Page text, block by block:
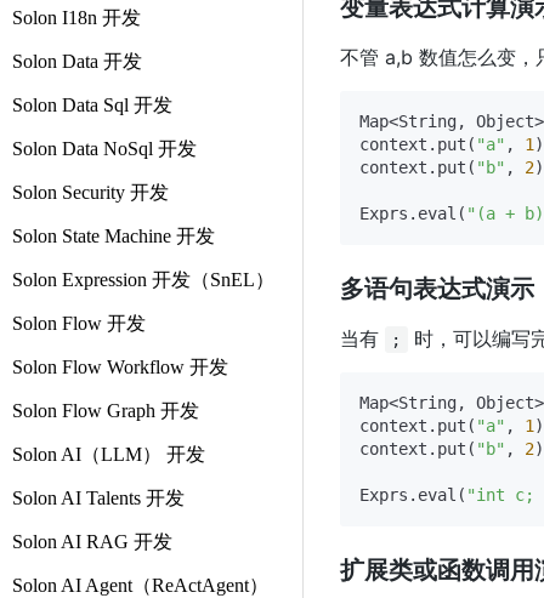
Solon I18n 开发
Solon Data 开发
Solon Data Sql 开发
Solon Data NoSql 开发
Solon Security 开发
Solon State Machine 开发
Solon Expression 开发（SnEL）
Solon Flow 开发
Solon Flow Workflow 开发
Solon Flow Graph 开发
Solon AI（LLM） 开发
Solon AI Talents 开发
Solon AI RAG 开发
Solon AI Agent（ReActAgent）
变量表达式计算演
不管 a,b 数值怎么变，
Map<String,
context.put( "a" , 1
context.put( "b" , 2
Exprs.eval( "(a +
多语句表达式演示
当有 ; 时，可以编写
Map<String,
context.put( "a" , 1
context.put( "b" , 2
Exprs.eval( "int c;
扩展类或函数调用